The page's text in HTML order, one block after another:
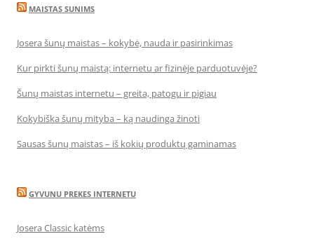
MAISTAS SUNIMS
Josera šunų maistas – kokybė, nauda ir pasirinkimas
Kur pirkti šunų maistą: internetu ar fizinėje parduotuvėje?
Šunų maistas internetu – greita, patogu ir pigiau
Kokybiška šunų mityba – ką naudinga žinoti
Sausas šunų maistas – iš kokių produktų gaminamas
GYVUNU PREKES INTERNETU
Josera Classic katėms